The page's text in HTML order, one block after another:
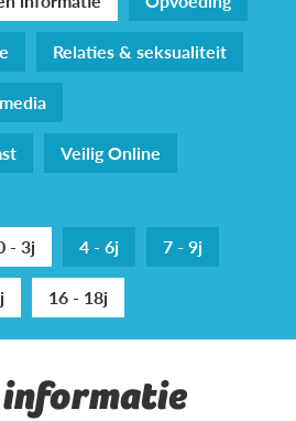
Relaties & seksualiteit
Veilig Online
- 3j 4 - 6j
7 - 9j
16 - 18j
informatie